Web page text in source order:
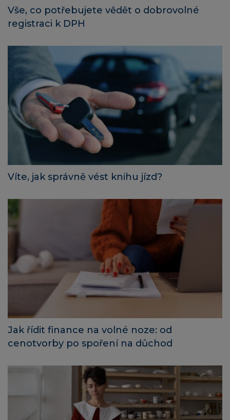
Vše, co potřebujete vědět o dobrovolné
registraci k DPH
Víte, jak správně vést knihu jízd?
Jak řídit finance na volné noze: od
cenotvorby po spoření na důchod